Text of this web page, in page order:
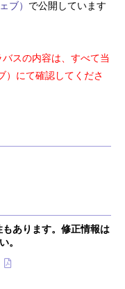
ブ） で公開しています
スの内容は、すべて当
）にて確認してくださ
あります。修正情報は
。